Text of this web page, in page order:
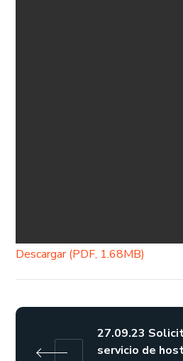
Descargar (PDF, 1.68MB)
27.09.23
servicio de